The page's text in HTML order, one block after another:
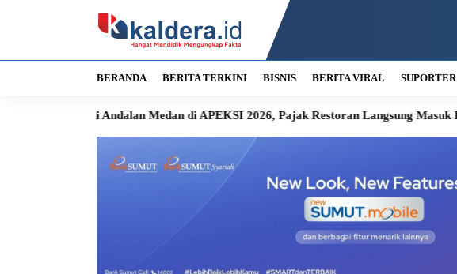
BERANDA BERITA TERKINI BISNIS BERITA VIRAL SUPORTER
Andalan Medan di APEKSI 2026, Pajak Restoran Langsung Masuk Kas Daerah